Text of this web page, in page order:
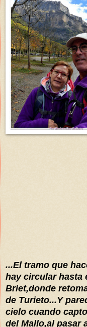
...El tramo que
hay circular hasta
Briet,donde
de Turieto...Y
cielo cuando
del Mallo,al pasar